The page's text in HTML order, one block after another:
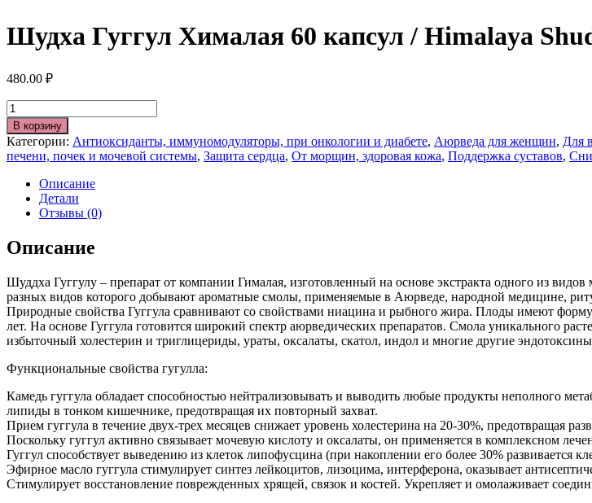
Шудха Гуггул Хималая 60 капсул / Himalaya
480.00 ₽
Количество
В корзину
Категории: Антиоксиданты, иммуномодуляторы, при онкологии и диабете, Аюрведа для женщин, Для
печени, почек и мочевой системы, Защита сердца, От морщин, здоровая кожа, Поддержка суставов,
Описание
Детали
Отзывы (0)
Описание
Шуддха Гуггулу – препарат от компании Гималая, изготовленный на основе экстракта одного из
разных видов которого добывают ароматные смолы, применяемые в Аюрведе, народной медицине,
Природные свойства Гуггула сравнивают со свойствами ниацина и рыбного жира. Плоды имеют
лет. На основе Гуггула готовится широкий спектр аюрведических препаратов. Смола уникального
избыточный холестерин и триглицериды, ураты, оксалаты, скатол, индол и многие другие
Функциональные свойства гугулла:
Камедь гуггула обладает способностью нейтрализовывать и выводить любые продукты неполного
липиды в тонком кишечнике, предотвращая их повторный захват.
Прием гуггула в течение двух-трех месяцев снижает уровень холестерина на 20-30%, предотвращая
Поскольку гуггул активно связывает мочевую кислоту и оксалаты, он применяется в комплексном
Гуггул способствует выведению из клеток липофусцина (при накоплении его более 30% развивается
Эфирное масло гуггула стимулирует синтез лейкоцитов, лизоцима, интерферона, оказывает
Стимулирует восстановление поврежденных хрящей, связок и костей. Укрепляет и омолаживает